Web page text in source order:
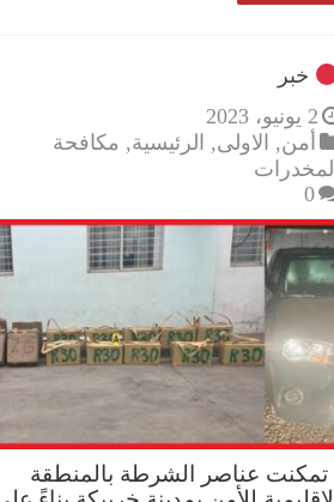
خبر
2 يونيو، 2023
أمن, الاولى, الرئيسية, مكافحة
المخدرات
0
تمكنت عناصر الشرطة بالمنطقة